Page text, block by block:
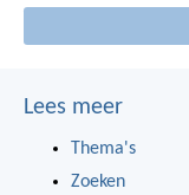
Lees meer
Thema's
Zoeken